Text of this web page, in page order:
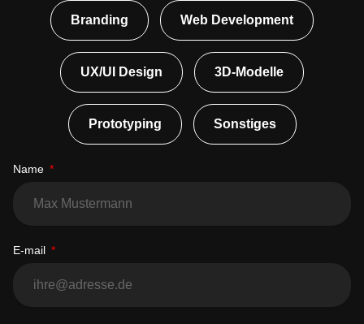
Branding Web Development
UX/UI Design 3D-Modelle
Prototyping Sonstiges
Name
E-mail